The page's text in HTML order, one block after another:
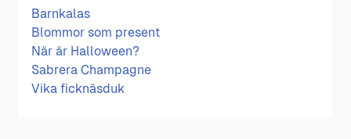
Barnkalas
Blommor som present
När är Halloween?
Sabrera Champagne
Vika ficknäsduk